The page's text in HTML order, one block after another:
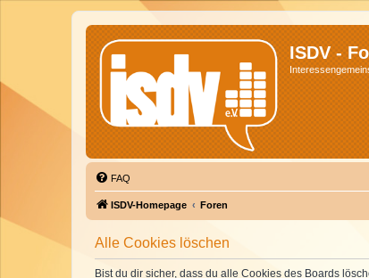
ISDV -
FAQ
ISDV-Homepage Foren
Alle Cookies löschen
Bist du dir sicher, dass du alle Cookies des Boards